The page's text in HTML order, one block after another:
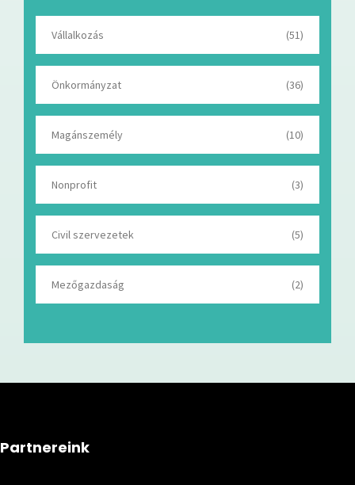
Vállalkozás (51)
Önkormányzat (36)
Magánszemély (10)
Nonprofit (3)
Civil szervezetek (5)
Mezőgazdaság (2)
Partnereink